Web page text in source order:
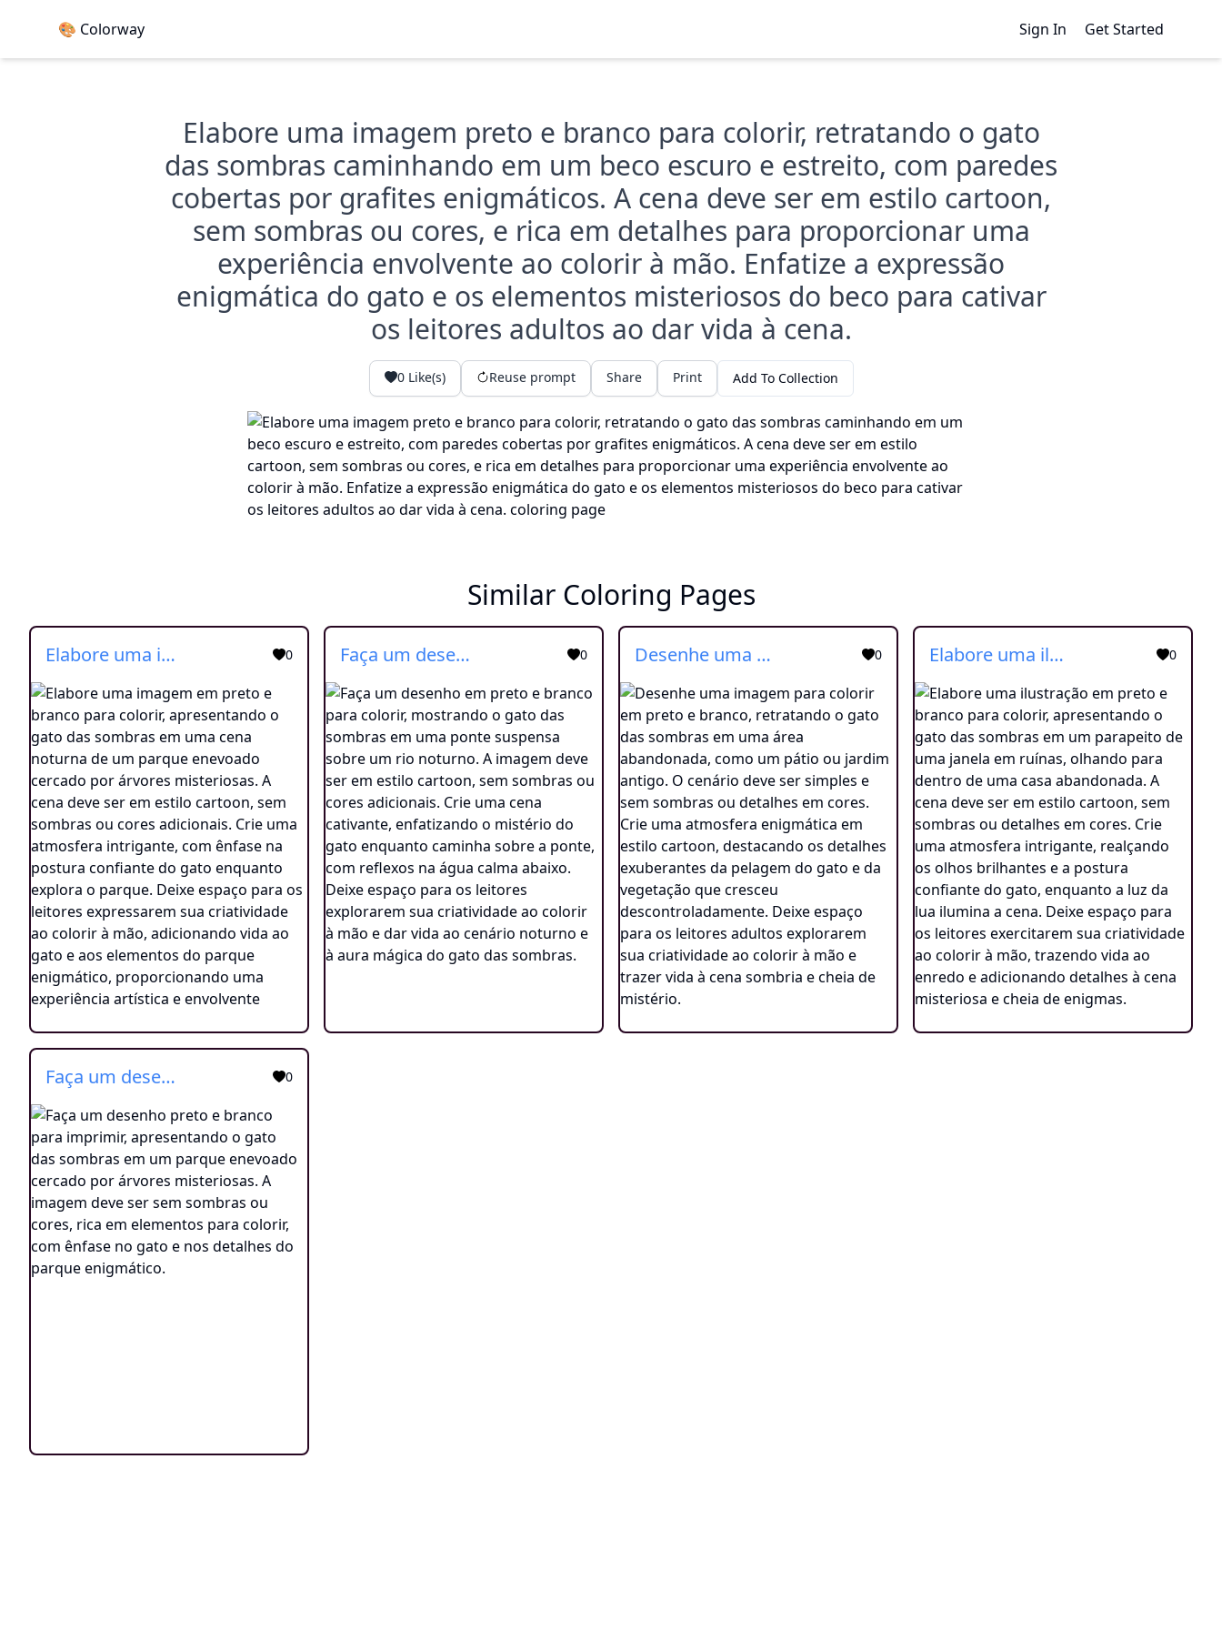
🎨 Colorway Sign In Get Started
Elabore uma imagem preto e branco para colorir, retratando o gato
das sombras caminhando em um beco escuro e estreito, com paredes
cobertas por grafites enigmáticos. A cena deve ser em estilo cartoon,
sem sombras ou cores, e rica em detalhes para proporcionar uma
experiência envolvente ao colorir à mão. Enfatize a expressão
enigmática do gato e os elementos misteriosos do beco para cativar
os leitores adultos ao dar vida à cena.
0Like(s) Reuse prompt Share Print Add To Collection
Similar Coloring Pages
Elabore uma imagem em preto e branco para colorir, apresentando o gato das sombras em uma cena noturna de um parque enevoado cercado por árvores misteriosas. A cena deve ser em estilo cartoon, sem sombras ou cores adicionais. Crie uma atmosfera intrigante, com ênfase na postura confiante do gato enquanto explora o parque. Deixe espaço para os leitores expressarem sua criatividade ao colorir à mão, adicionando vida ao gato e aos elementos do parque enigmático, proporcionando uma experiência artística e envolvente 0 Faça um desenho em preto e branco para colorir, mostrando o gato das sombras em uma ponte suspensa sobre um rio noturno. A imagem deve ser em estilo cartoon, sem sombras ou cores adicionais. Crie uma cena cativante, enfatizando o mistério do gato enquanto caminha sobre a ponte, com reflexos na água calma abaixo. Deixe espaço para os leitores explorarem sua criatividade ao colorir à mão e dar vida ao cenário noturno e à aura mágica do gato das sombras. 0 Desenhe uma imagem para colorir em preto e branco, retratando o gato das sombras em uma área abandonada, como um pátio ou jardim antigo. O cenário deve ser simples e sem sombras ou detalhes em cores. Crie uma atmosfera enigmática em estilo cartoon, destacando os detalhes exuberantes da pelagem do gato e da vegetação que cresceu descontroladamente. Deixe espaço para os leitores adultos explorarem sua criatividade ao colorir à mão e trazer vida à cena sombria e cheia de mistério. 0 Elabore uma ilustração em preto e branco para colorir, apresentando o gato das sombras em um parapeito de uma janela em ruínas, olhando para dentro de uma casa abandonada. A cena deve ser em estilo cartoon, sem sombras ou detalhes em cores. Crie uma atmosfera intrigante, realçando os olhos brilhantes e a postura confiante do gato, enquanto a luz da lua ilumina a cena. Deixe espaço para os leitores exercitarem sua criatividade ao colorir à mão, trazendo vida ao enredo e adicionando detalhes à cena misteriosa e cheia de enigmas. 0
Faça um desenho preto e branco para imprimir, apresentando o gato das sombras em um parque enevoado cercado por árvores misteriosas. A imagem deve ser sem sombras ou cores, rica em elementos para colorir, com ênfase no gato e nos detalhes do parque enigmático. 0